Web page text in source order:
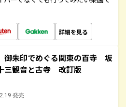
詳細を見る
朱印でめぐる関東の百寺 坂
三観音と古寺 改訂版
発売